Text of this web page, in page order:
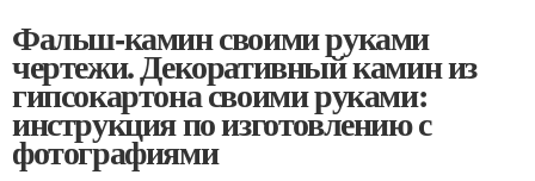
Фальш-камин своими руками
чертежи. Декоративный камин из
гипсокартона своими руками:
инструкция по изготовлению с
фотографиями